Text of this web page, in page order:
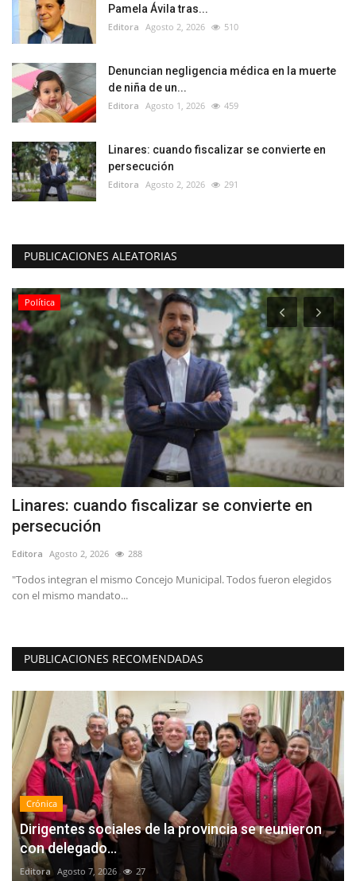
Pamela Ávila tras...
Editora Agosto 2, 2026 510
Denuncian negligencia médica en la muerte
de niña de un...
Editora Agosto 1, 2026 459
Linares: cuando fiscalizar se convierte en
persecución
Editora Agosto 2, 2026 291
PUBLICACIONES ALEATORIAS
Política
Linares: cuando fiscalizar se convierte en
persecución
Editora Agosto 2, 2026 288
"Todos integran el mismo Concejo Municipal. Todos fueron elegidos
con el mismo mandato...
PUBLICACIONES RECOMENDADAS
Crónica
Dirigentes sociales de la provincia se reunieron
con delegado...
Editora Agosto 7, 2026 27